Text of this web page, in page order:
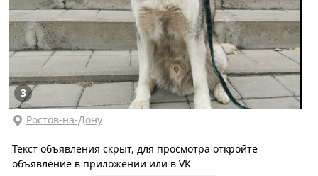
3
Ростов-на-Дону
Текст объявления скрыт, для просмотра откройте
объявление в приложении или в VK